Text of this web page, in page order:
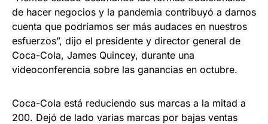
de hacer negocios y la pandemia contribuyó a darnos
cuenta que podríamos ser más audaces en nuestros
esfuerzos”, dijo el presidente y director general de
Coca-Cola, James Quincey, durante una
videoconferencia sobre las ganancias en octubre.
Coca-Cola está reduciendo sus marcas a la mitad a
200. Dejó de lado varias marcas por bajas ventas